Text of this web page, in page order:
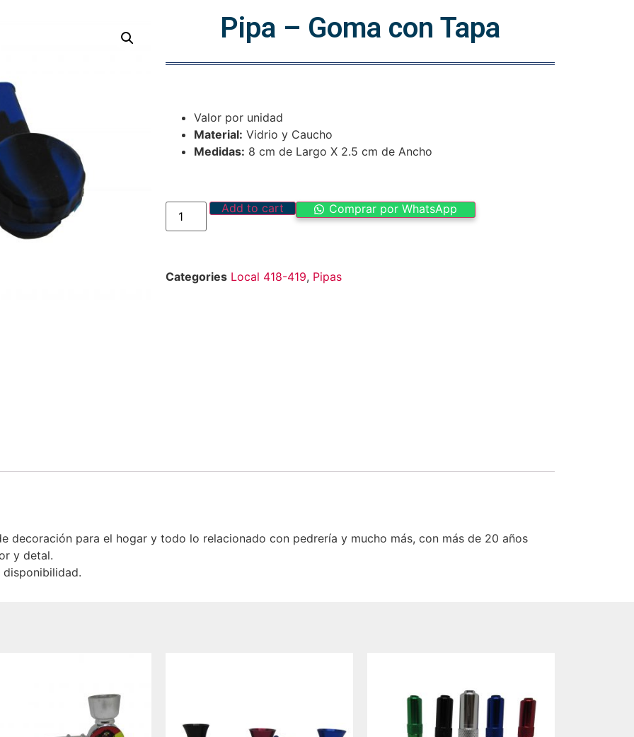
Pipa – Goma con Tapa
Valor por unidad
Material: Vidrio y Caucho
Medidas: 8 cm de Largo X 2.5 cm de Ancho
Add to cart Comprar por WhatsApp
Categories Local 418-419, Pipas
decoración para el hogar y todo lo relacionado con pedrería y mucho más, con más de 20 años
y detal.